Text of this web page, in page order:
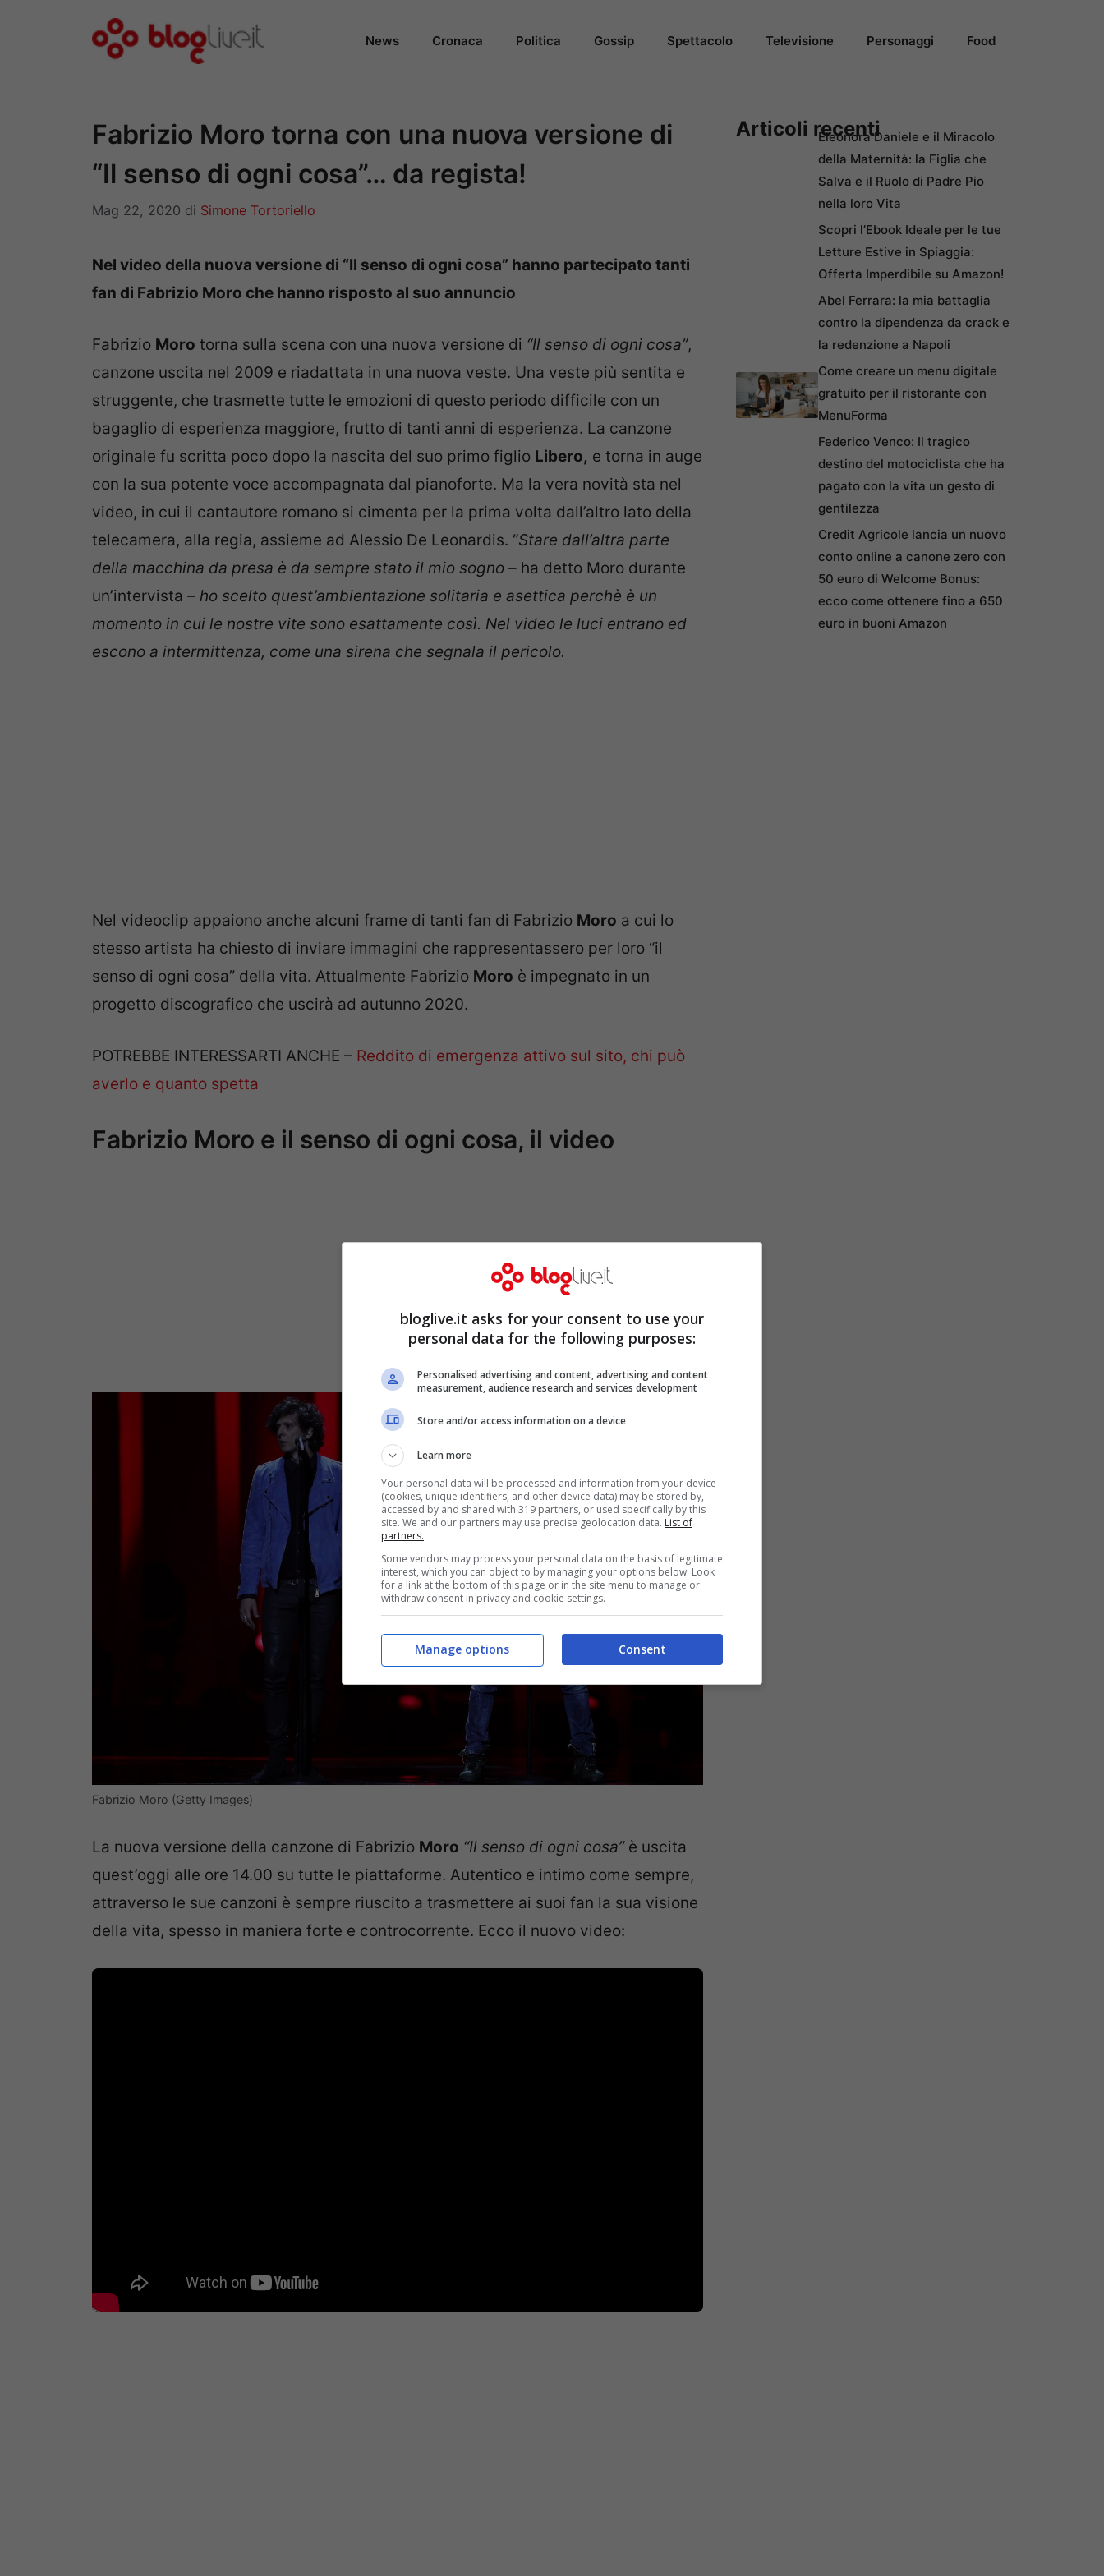
News Cronaca Politica Gossip Spettacolo Televisione Personaggi Food
Fabrizio Moro torna con una nuova versione di
“Il senso di ogni cosa”… da regista!
Mag 22, 2020 di Simone Tortoriello
Nel video della nuova versione di “Il senso di ogni cosa” hanno partecipato tanti
fan di Fabrizio Moro che hanno risposto al suo annuncio
Fabrizio Moro torna sulla scena con una nuova versione di “Il senso di ogni cosa”,
canzone uscita nel 2009 e riadattata in una nuova veste. Una veste più sentita e
struggente, che trasmette tutte le emozioni di questo periodo difficile con un
bagaglio di esperienza maggiore, frutto di tanti anni di esperienza. La canzone
originale fu scritta poco dopo la nascita del suo primo figlio Libero, e torna in auge
con la sua potente voce accompagnata dal pianoforte. Ma la vera novità sta nel
video, in cui il cantautore romano si cimenta per la prima volta dall’altro lato della
telecamera, alla regia, assieme ad Alessio De Leonardis. “Stare dall’altra parte
della macchina da presa è da sempre stato il mio sogno – ha detto Moro durante
un’intervista – ho scelto quest’ambientazione solitaria e asettica perchè è un
momento in cui le nostre vite sono esattamente così. Nel video le luci entrano ed
escono a intermittenza, come una sirena che segnala il pericolo.
Nel videoclip appaiono anche alcuni frame di tanti fan di Fabrizio Moro a cui lo
stesso artista ha chiesto di inviare immagini che rappresentassero per loro “il
senso di ogni cosa” della vita. Attualmente Fabrizio Moro è impegnato in un
progetto discografico che uscirà ad autunno 2020.
POTREBBE INTERESSARTI ANCHE – Reddito di emergenza attivo sul sito, chi può
averlo e quanto spetta
Fabrizio Moro e il senso di ogni cosa, il video
Fabrizio Moro (Getty Images)
La nuova versione della canzone di Fabrizio Moro “Il senso di ogni cosa”è uscita
quest’oggi alle ore 14.00 su tutte le piattaforme. Autentico e intimo come sempre,
attraverso le sue canzoni è sempre riuscito a trasmettere ai suoi fan la sua visione
della vita, spesso in maniera forte e controcorrente. Ecco il nuovo video:
Articoli recentiEleonora Daniele e il Miracolo
della Maternità: la Figlia che
Salva e il Ruolo di Padre Pio
nella loro Vita
Scopri l’Ebook Ideale per le tue
Letture Estive in Spiaggia:
Offerta Imperdibile su Amazon!
Abel Ferrara: la mia battaglia
contro la dipendenza da crack e
la redenzione a Napoli
Come creare un menu digitale
gratuito per il ristorante con
MenuForma
Federico Venco: Il tragico
destino del motociclista che ha
pagato con la vita un gesto di
gentilezza
Credit Agricole lancia un nuovo
conto online a canone zero con
50 euro di Welcome Bonus:
ecco come ottenere fino a 650
euro in buoni Amazon
bloglive.it asks for your consent to use your
personal data for the following purposes:
Personalised advertising and content, advertising and content
measurement, audience research and services development
Store and/or access information on a device
Learn more
Your personal data will be processed and information from your device
(cookies, unique identifiers, and other device data) may be stored by,
accessed by and shared with 319 partners, or used specifically by this
site. We and our partners may use precise geolocation data. List of
partners.
Some vendors may process your personal data on the basis of legitimate
interest, which you can object to by managing your options below. Look
for a link at the bottom of this page or in the site menu to manage or
withdraw consent in privacy and cookie settings.
Consent
Manage options